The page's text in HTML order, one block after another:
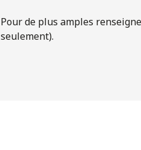
Pour de plus amples
seulement).